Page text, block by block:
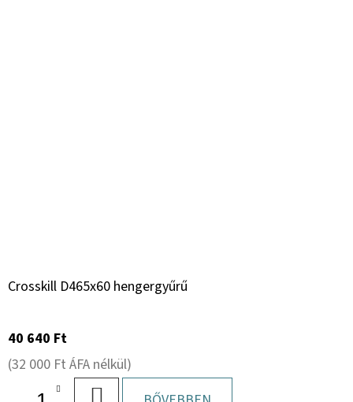
Crosskill D465x60 hengergyűrű
40 640 Ft
(32 000 Ft ÁFA nélkül)